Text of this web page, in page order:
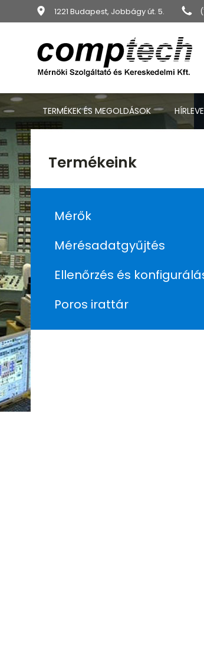
1221 Budapest, Jobbágy út. 5.
TERMÉKEK ÉS MEGOLDÁSOK
Termékeink
Mérők
Mérésadatgyűjtés
Ellenőrzés és
Poros irattár